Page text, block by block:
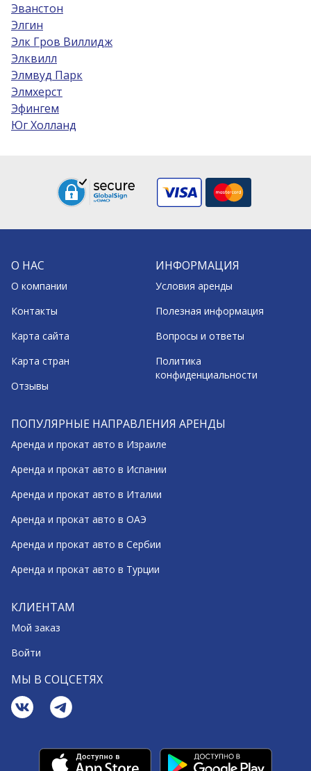
Эванстон
Элгин
Элк Гров Виллидж
Элквилл
Элмвуд Парк
Элмхерст
Эфингем
Юг Холланд
О НАС
О компании
Контакты
Карта сайта
Карта стран
Отзывы
ИНФОРМАЦИЯ
Условия аренды
Полезная информация
Вопросы и ответы
Политика
конфиденциальности
ПОПУЛЯРНЫЕ НАПРАВЛЕНИЯ АРЕНДЫ
Аренда и прокат авто в Израиле
Аренда и прокат авто в Испании
Аренда и прокат авто в Италии
Аренда и прокат авто в ОАЭ
Аренда и прокат авто в Сербии
Аренда и прокат авто в Турции
КЛИЕНТАМ
Мой заказ
Войти
МЫ В СОЦСЕТЯХ